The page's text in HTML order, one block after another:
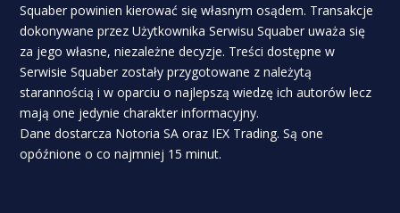
Squaber powinien kierować się własnym osądem. Transakcje
dokonywane przez Użytkownika Serwisu Squaber uważa się
za jego własne, niezależne decyzje. Treści dostępne w
Serwisie Squaber zostały przygotowane z należytą
starannością i w oparciu o najlepszą wiedzę ich autorów lecz
mają one jedynie charakter informacyjny.
Dane dostarcza Notoria SA oraz IEX Trading. Są one
opóźnione o co najmniej 15 minut.